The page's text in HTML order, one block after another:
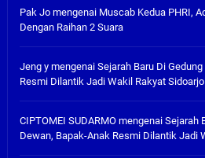
04/08/2026
Pak Jomengenai Muscab Kedua PHRI,
Dengan Raihan 2 Suara
Jeng ymengenai Sejarah Baru Di
Resmi Dilantik Jadi Wakil Rakyat Sidoarjo
CIPTOMEI SUDARMOmengenai Sejarah
Dewan, Bapak-Anak Resmi Dilantik Jadi